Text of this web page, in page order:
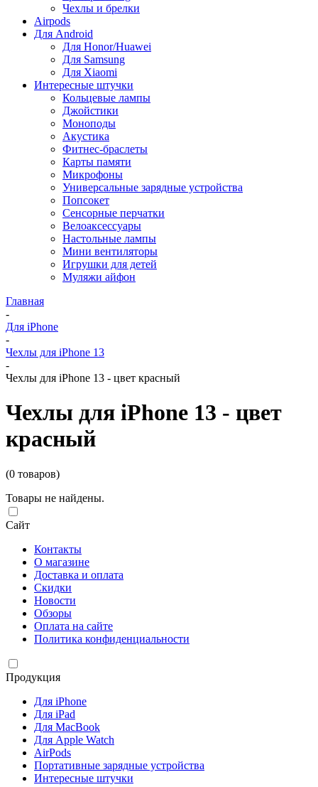
Чехлы и брелки
Airpods
Для Android
Для Honor/Huawei
Для Samsung
Для Xiaomi
Интересные штучки
Кольцевые лампы
Джойстики
Моноподы
Акустика
Фитнес-браслеты
Карты памяти
Микрофоны
Универсальные зарядные устройства
Попсокет
Сенсорные перчатки
Велоаксессуары
Настольные лампы
Мини вентиляторы
Игрушки для детей
Муляжи айфон
Главная
-
Для iPhone
-
Чехлы для iPhone 13
-
Чехлы для iPhone 13 - цвет красный
Чехлы для iPhone 13 - цвет
красный
(0 товаров)
Товары не найдены.
Сайт
Контакты
О магазине
Доставка и оплата
Скидки
Новости
Обзоры
Оплата на сайте
Политика конфиденциальности
Продукция
Для iPhone
Для iPad
Для MacBook
Для Apple Watch
AirPods
Портативные зарядные устройства
Интересные штучки